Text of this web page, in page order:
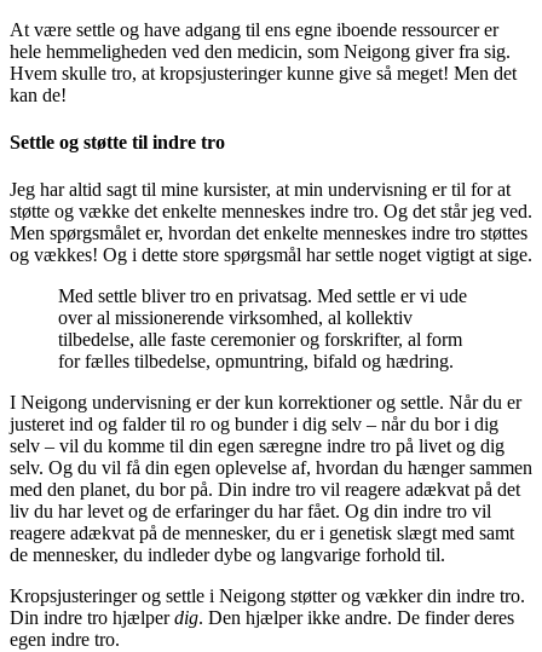
At være settle og have adgang til ens egne iboende ressourcer er
hele hemmeligheden ved den medicin, som Neigong giver fra sig.
Hvem skulle tro, at kropsjusteringer kunne give så meget! Men det
kan de!
Settle og støtte til indre tro
Jeg har altid sagt til mine kursister, at min undervisning er til for at
støtte og vække det enkelte menneskes indre tro. Og det står jeg ved.
Men spørgsmålet er, hvordan det enkelte menneskes indre tro støttes
og vækkes! Og i dette store spørgsmål har settle noget vigtigt at sige.
Med settle bliver tro en privatsag. Med settle er vi ude
over al missionerende virksomhed, al kollektiv
tilbedelse, alle faste ceremonier og forskrifter, al form
for fælles tilbedelse, opmuntring, bifald og hædring.
I Neigong undervisning er der kun korrektioner og settle. Når du er
justeret ind og falder til ro og bunder i dig selv – når du bor i dig
selv – vil du komme til din egen særegne indre tro på livet og dig
selv. Og du vil få din egen oplevelse af, hvordan du hænger sammen
med den planet, du bor på. Din indre tro vil reagere adækvat på det
liv du har levet og de erfaringer du har fået. Og din indre tro vil
reagere adækvat på de mennesker, du er i genetisk slægt med samt
de mennesker, du indleder dybe og langvarige forhold til.
Kropsjusteringer og settle i Neigong støtter og vækker din indre tro.
Din indre tro hjælperdig. Den hjælper ikke andre. De finder deres
egen indre tro.